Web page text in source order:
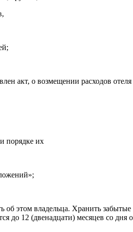
акт, о возмещении расходов
порядке их
этом владельца. Хранить
до 12 (двенадцати) месяцев со